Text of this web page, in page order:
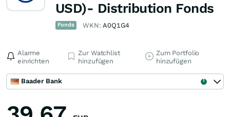
USD)- Distribution Fonds
Fonds WKN:A0Q1G4
Alarme
einrichten
Zur Watchlist
hinzufügen
Zum Portfolio
hinzufügen
Baader Bank